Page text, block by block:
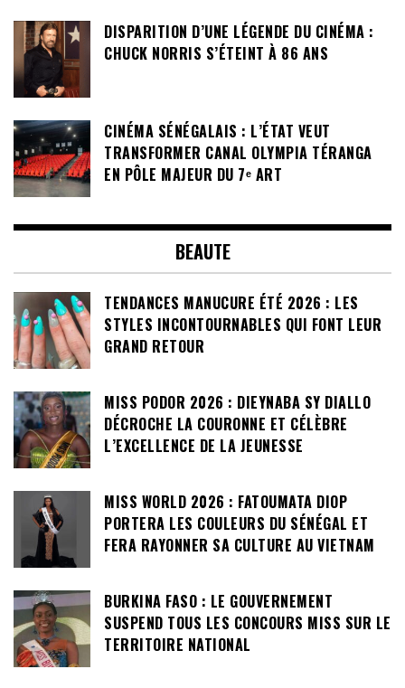
DISPARITION D’UNE LÉGENDE DU CINÉMA :
CHUCK NORRIS S’ÉTEINT À 86 ANS
CINÉMA SÉNÉGALAIS : L’ÉTAT VEUT
TRANSFORMER CANAL OLYMPIA TÉRANGA
EN PÔLE MAJEUR DU 7ᵉ ART
BEAUTE
TENDANCES MANUCURE ÉTÉ 2026 : LES
STYLES INCONTOURNABLES QUI FONT LEUR
GRAND RETOUR
MISS PODOR 2026 : DIEYNABA SY DIALLO
DÉCROCHE LA COURONNE ET CÉLÈBRE
L’EXCELLENCE DE LA JEUNESSE
MISS WORLD 2026 : FATOUMATA DIOP
PORTERA LES COULEURS DU SÉNÉGAL ET
FERA RAYONNER SA CULTURE AU VIETNAM
BURKINA FASO : LE GOUVERNEMENT
SUSPEND TOUS LES CONCOURS MISS SUR LE
TERRITOIRE NATIONAL